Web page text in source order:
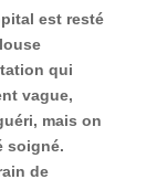
est resté
qui
vague,
mais on
soigné.
de